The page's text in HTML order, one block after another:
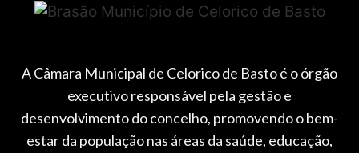
A Câmara Municipal de Celorico de Basto é o órgão
executivo responsável pela gestão e
desenvolvimento do concelho, promovendo o bem-
estar da população nas áreas da saúde, educação,